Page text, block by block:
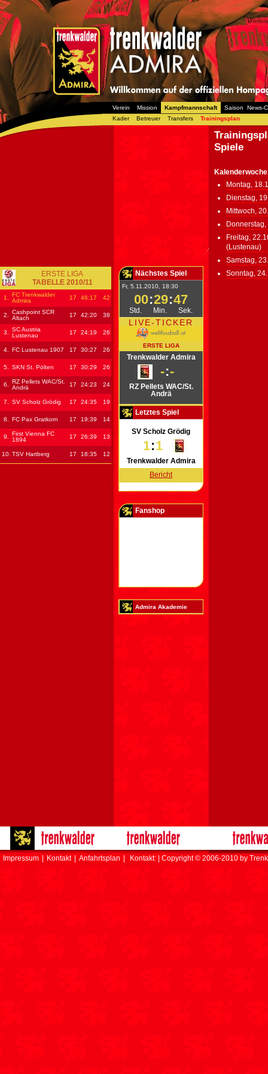
Verein Mission Kampfmannschaft Saison
News-
Kader
Betreuer Transfers Trainingsplan
Spiele
Montag,
Dienstag,
Mittwoch,
Freitag,
(Lustenau)
Samstag,
Sonntag,
ERSTE LIGA
TABELLE 2010/11
1.
FC Trenkwalder
Admira
17 46:17 42
2.
Cashpoint SCR
Altach
17 42:20 38
3.
SC Austria
Lustenau
17 24:19 26
4. FC Lustenau 1907 17 30:27 26
5. SKN St. Pölten 17 30:29 26
6.
RZ Pellets WAC/St.
Andrä
17 24:23 24
7. SV Scholz Grödig 17 24:35 19
8. FC Pax Gratkorn 17 19:39 14
9.
First Vienna FC
1894
17 26:39 13
10. TSV Hartberg 17 18:35 12
Nächstes Spiel
Fr, 5.11.2010, 18:30
00:29:47
Std. Min. Sek.
LIVE-TICKER
ERSTE LIGA
Trenkwalder Admira
-:-
RZ Pellets WAC/St.
Andrä
Letztes Spiel
SV Scholz Grödig
1:1
Trenkwalder Admira
Bericht
Fanshop
Admira Akademie
Impressum Kontakt Anfahrtsplan Kontakt: | Copyright © 2006-2010 by